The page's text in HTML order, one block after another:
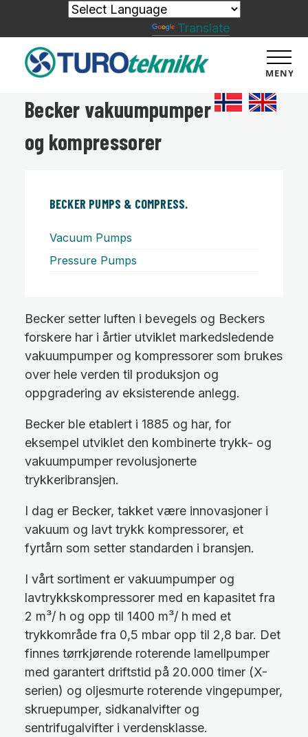
MENY
Becker vakuumpumper
og kompressorer
BECKER PUMPS & COMPRESS.
Vacuum Pumps
Pressure Pumps
Becker setter luften i bevegels og Beckers
forskere har i årtier utviklet markedsledende
vakuumpumper og kompressorer som brukes
over hele verden til produksjon og
oppgradering av eksisterende anlegg.
Becker ble etablert i 1885 og har, for
eksempel utviklet den kombinerte trykk- og
vakuumpumper revolusjonerte
trykkeribransjen.
I dag er Becker, takket være innovasjoner i
vakuum og lavt trykk kompressorer, et
fyrtårn som setter standarden i bransjen.
I vårt sortiment er vakuumpumper og
lavtrykkskompressorer med en kapasitet fra
2 m³/ h og opp til 1400 m³/ h med et
trykkområde fra 0,5 mbar opp til 2,8 bar. Det
finnes tørrkjørende roterende lamellpumper
med garantert driftstid på 20.000 timer (X-
serien) og oljesmurte roterende vingepumper,
skruepumper, sidkanalvifter og
sentrifugalvifter i verdensklasse.
Translate